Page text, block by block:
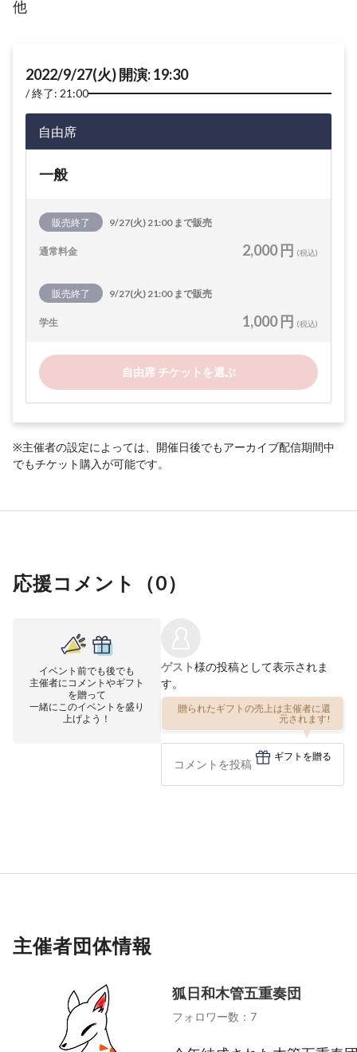
他
2022/9/27(火) 開演: 19:30
終了: 21:00
自由席
一般
販売終了 9/27(火) 21:00 まで販売
通常料金 2,000 円 (税込)
販売終了 9/27(火) 21:00 まで販売
学生 1,000 円 (税込)
自由席 チケットを選ぶ
※主催者の設定によっては、開催日後でもアーカイブ配信期間中
でもチケット購入が可能です。
応援コメント（0）
イベント前でも後でも
主催者にコメントやギフト
を贈って
一緒にこのイベントを盛り
上げよう！
ゲスト様の投稿として表示されま
す。
贈られたギフトの売上は主催者に還
元されます!
ギフトを贈る
主催者団体情報
狐日和木管五重奏団
フォロワー数：7